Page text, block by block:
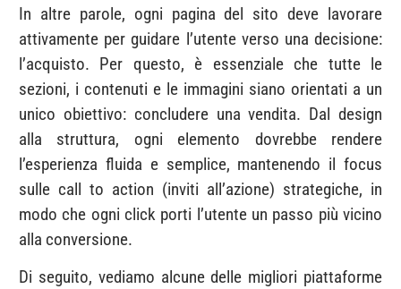
In altre parole, ogni pagina del sito deve lavorare
attivamente per guidare l’utente verso una decisione:
l’acquisto. Per questo, è essenziale che tutte le
sezioni, i contenuti e le immagini siano orientati a un
unico obiettivo: concludere una vendita. Dal design
alla struttura, ogni elemento dovrebbe rendere
l’esperienza fluida e semplice, mantenendo il focus
sulle call to action (inviti all’azione) strategiche, in
modo che ogni click porti l’utente un passo più vicino
alla conversione.
Di seguito, vediamo alcune delle migliori piattaforme